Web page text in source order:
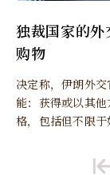
独裁国家的
购物
决定称，伊朗外
能：获得或以其
格，包括但不限
商店购买商品。”